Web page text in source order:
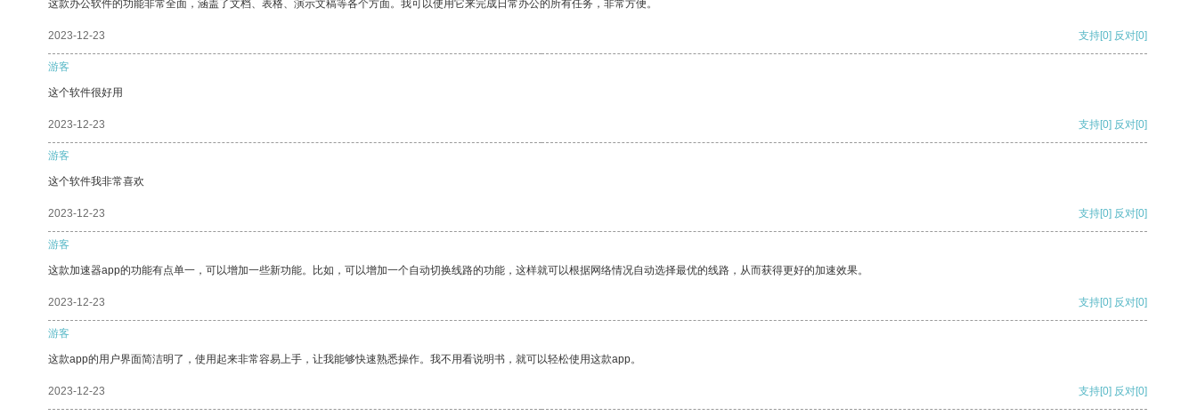
这款办公软件的功能非常全面，涵盖了文档、表格、演示文稿等各个方面。我可以使用它来完成日常办公的所有任务，非常方便。
2023-12-23 支持[0] 反对[0]
游客
这个软件很好用
2023-12-23 支持[0] 反对[0]
游客
这个软件我非常喜欢
2023-12-23 支持[0] 反对[0]
游客
这款加速器app的功能有点单一，可以增加一些新功能。比如，可以增加一个自动切换线路的功能，这样就可以根据网络情况自动选择最优的线路，从而获得更好的加速效果。
2023-12-23 支持[0] 反对[0]
游客
这款app的用户界面简洁明了，使用起来非常容易上手，让我能够快速熟悉操作。我不用看说明书，就可以轻松使用这款app。
2023-12-23 支持[0] 反对[0]